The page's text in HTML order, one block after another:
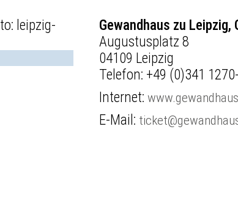
Gewandhaus zu Leipzig,
Augustusplatz 8
04109 Leipzig
Telefon: +49 (0)341
Internet:
E-Mail: